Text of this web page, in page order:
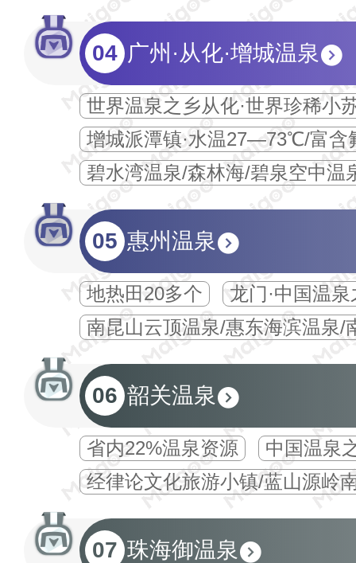
04 广州·从化·增城温泉
世界温泉之乡从化·世界珍稀小
增城派潭镇·水温27—73℃/富含
碧水湾温泉/森林海/碧泉空中温
05 惠州温泉
地热田20多个
龙门·中国温
南昆山云顶温泉/惠东海滨温泉/
06 韶关温泉
省内22%温泉资源
中国温泉
经律论文化旅游小镇/蓝山源岭
07 珠海御温泉